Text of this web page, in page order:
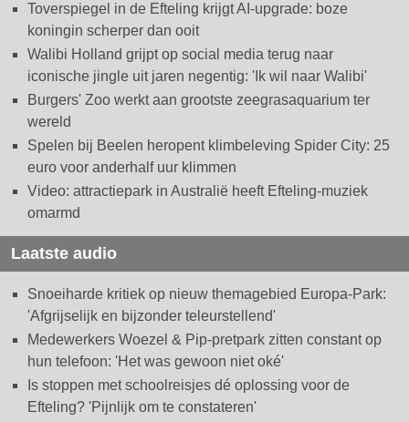
Toverspiegel in de Efteling krijgt AI-upgrade: boze
koningin scherper dan ooit
Walibi Holland grijpt op social media terug naar
iconische jingle uit jaren negentig: 'Ik wil naar Walibi'
Burgers' Zoo werkt aan grootste zeegrasaquarium ter
wereld
Spelen bij Beelen heropent klimbeleving Spider City: 25
euro voor anderhalf uur klimmen
Video: attractiepark in Australië heeft Efteling-muziek
omarmd
Laatste audio
Snoeiharde kritiek op nieuw themagebied Europa-Park:
'Afgrijselijk en bijzonder teleurstellend'
Medewerkers Woezel & Pip-pretpark zitten constant op
hun telefoon: 'Het was gewoon niet oké'
Is stoppen met schoolreisjes dé oplossing voor de
Efteling? 'Pijnlijk om te constateren'